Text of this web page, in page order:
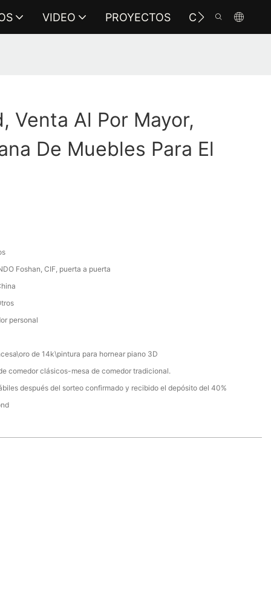
VIDEO PROYECTOS CONTÁCTENOS
Venta Al Por Mayor,
De Muebles Para El
Foshan, CIF, puerta a puerta
personal
de 14k\pintura para hornear piano 3D
comedor clásicos-mesa de comedor tradicional.
después del sorteo confirmado y recibido el depósito del 40%